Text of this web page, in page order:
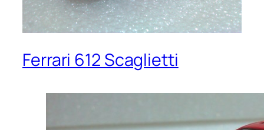
Ferrari 612 Scaglietti